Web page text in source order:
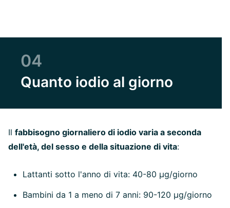
04
Quanto iodio al giorno
Il fabbisogno giornaliero di iodio varia a seconda
dell'età, del sesso e della situazione di vita:
Lattanti sotto l'anno di vita: 40-80 µg/giorno
Bambini da 1 a meno di 7 anni: 90-120 µg/giorno